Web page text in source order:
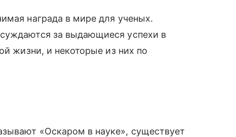
награда в мире для ученых.
за выдающиеся успехи в
жизни, и некоторые из них по
«Оскаром в науке», существует